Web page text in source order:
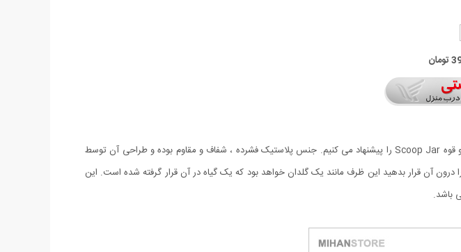
به دنبال ظرف مناسب برای نگهداری قهوه و یا چای خشک در منزل هستید؟! ما به شما ظرف نگهدارنده چای و قوه Scoop Jar را پیشنهاد می کنیم. جنس پلاستیک فشرده ، شفاف و مقاوم بوده و طراحی آن توسط
آن قرار بدهید این ظرف مانند یک گلدان خواهد بود که یک گیاه در آن قرار گرفته شده است. این
باشد.